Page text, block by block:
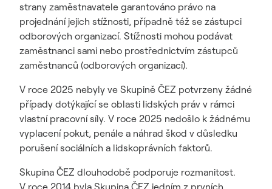
strany zaměstnavatele garantováno právo na
projednání jejich stížnosti, případně též se zástupci
odborových organizací. Stížnosti mohou podávat
zaměstnanci sami nebo prostřednictvím zástupců
zaměstnanců (odborových organizací).
V roce 2025 nebyly ve Skupině ČEZ potvrzeny žádné
případy dotýkající se oblasti lidských práv v rámci
vlastní pracovní síly. V roce 2025 nedošlo k žádnému
vyplacení pokut, penále a náhrad škod v důsledku
porušení sociálních a lidskoprávních faktorů.
Skupina ČEZ dlouhodobě podporuje rozmanitost.
V roce 2014 byla Skupina ČEZ jedním z prvních